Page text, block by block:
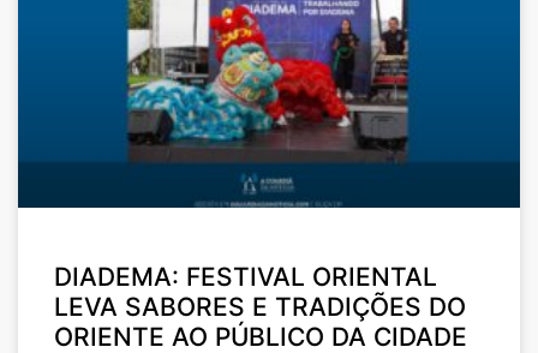
DIADEMA: FESTIVAL ORIENTAL
LEVA SABORES E TRADIÇÕES DO
ORIENTE AO PÚBLICO DA CIDADE